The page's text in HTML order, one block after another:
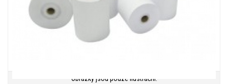
Obrázky jsou pouze ilustrační.